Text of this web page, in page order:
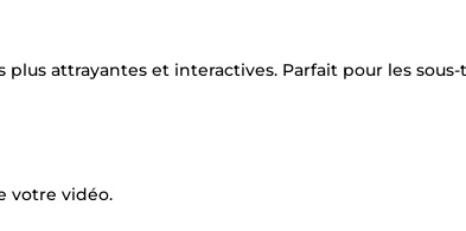
attrayantes et interactives. Parfait pour les
votre vidéo.